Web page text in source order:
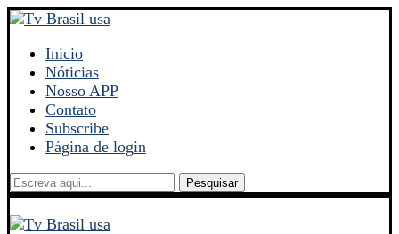
Inicio
Nóticias
Nosso APP
Contato
Subscribe
Página de login
Pesquisar